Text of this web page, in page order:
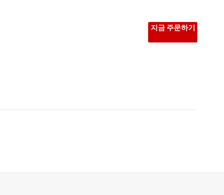
지금 주문하기